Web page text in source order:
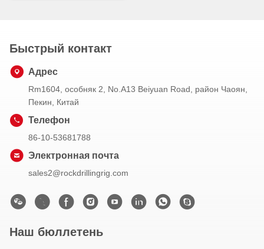
Быстрый контакт
Адрес
Rm1604, особняк 2, No.A13 Beiyuan Road, район Чаоян,
Пекин, Китай
Телефон
86-10-53681788
Электронная почта
sales2@rockdrillingrig.com
Наш бюллетень